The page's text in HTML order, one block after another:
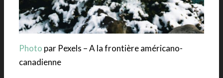
Photo par Pexels – A la frontière américano-
canadienne